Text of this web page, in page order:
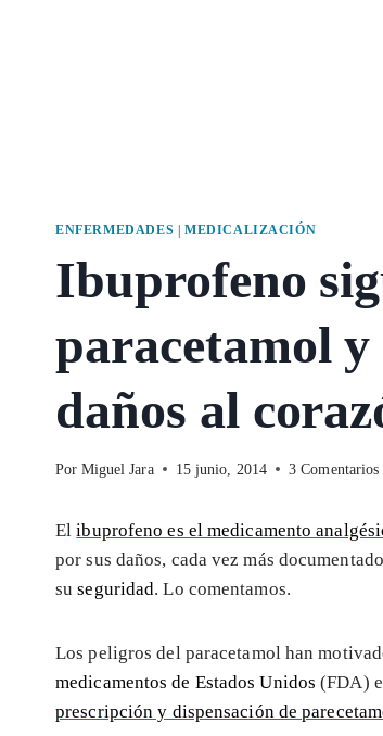
ENFERMEDADES MEDICALIZACIÓN
Ibuprofeno
paracetamol y
daños al
Por Miguel Jara 15 junio, 2014 3 Comentarios
Elibuprofeno es el medicamento
por sus daños, cada vez más
suseguridad. Lo comentamos.
Los peligros del paracetamol han
medicamentos de Estados Unidos (FDA)
prescripción y dispensación de